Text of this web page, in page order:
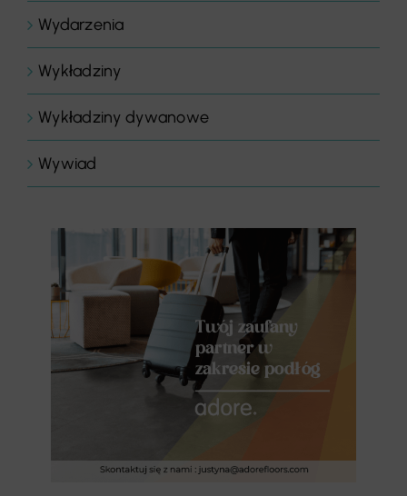
Wydarzenia
Wykładziny
Wykładziny dywanowe
Wywiad